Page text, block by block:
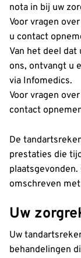
nota in bij uw
Voor vragen
u contact
Van het deel
ons, ontvangt u
via Infomedics.
Voor vragen
contact
De
prestaties die
omschreven
Uw
Uw
behandelingen